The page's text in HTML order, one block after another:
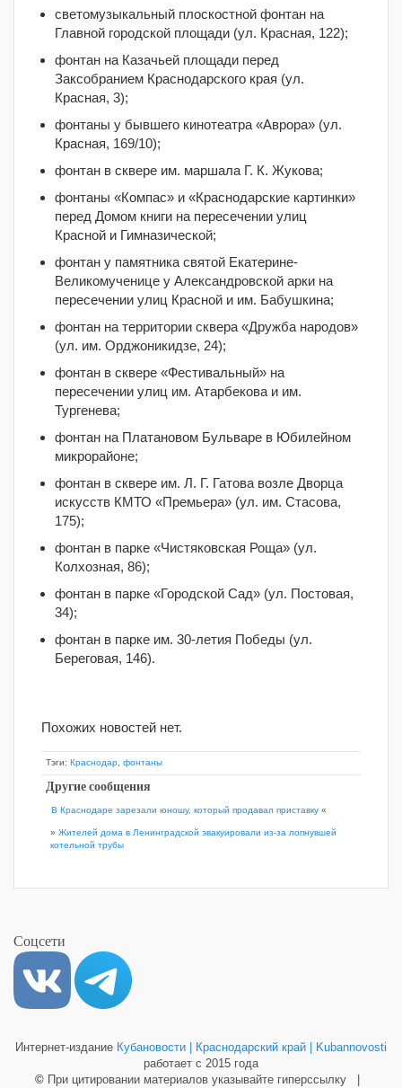
светомузыкальный плоскостной фонтан на
Главной городской площади (ул. Красная, 122);
фонтан на Казачьей площади перед
Заксобранием Краснодарского края (ул.
Красная, 3);
фонтаны у бывшего кинотеатра «Аврора» (ул.
Красная, 169/10);
фонтан в сквере им. маршала Г. К. Жукова;
фонтаны «Компас» и «Краснодарские картинки»
перед Домом книги на пересечении улиц
Красной и Гимназической;
фонтан у памятника святой Екатерине-
Великомученице у Александровской арки на
пересечении улиц Красной и им. Бабушкина;
фонтан на территории сквера «Дружба народов»
(ул. им. Орджоникидзе, 24);
фонтан в сквере «Фестивальный» на
пересечении улиц им. Атарбекова и им.
Тургенева;
фонтан на Платановом Бульваре в Юбилейном
микрорайоне;
фонтан в сквере им. Л. Г. Гатова возле Дворца
искусств КМТО «Премьера» (ул. им. Стасова,
175);
фонтан в парке «Чистяковская Роща» (ул.
Колхозная, 86);
фонтан в парке «Городской Сад» (ул. Постовая,
34);
фонтан в парке им. 30-летия Победы (ул.
Береговая, 146).
Похожих новостей нет.
Тэги: Краснодар фонтаны
Другие сообщения
В Краснодаре зарезали юношу, который продавал приставку «
» Жителей дома в Ленинградской эвакуировали из-за лопнувшей
котельной трубы
Соцсети
Интернет-издание Кубановости | Краснодарский край | Kubannovosti
работает с 2015 года
© При цитировании материалов указывайте гиперссылку |